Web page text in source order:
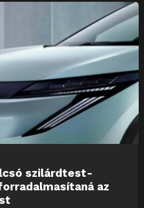
szilárdtest-
az